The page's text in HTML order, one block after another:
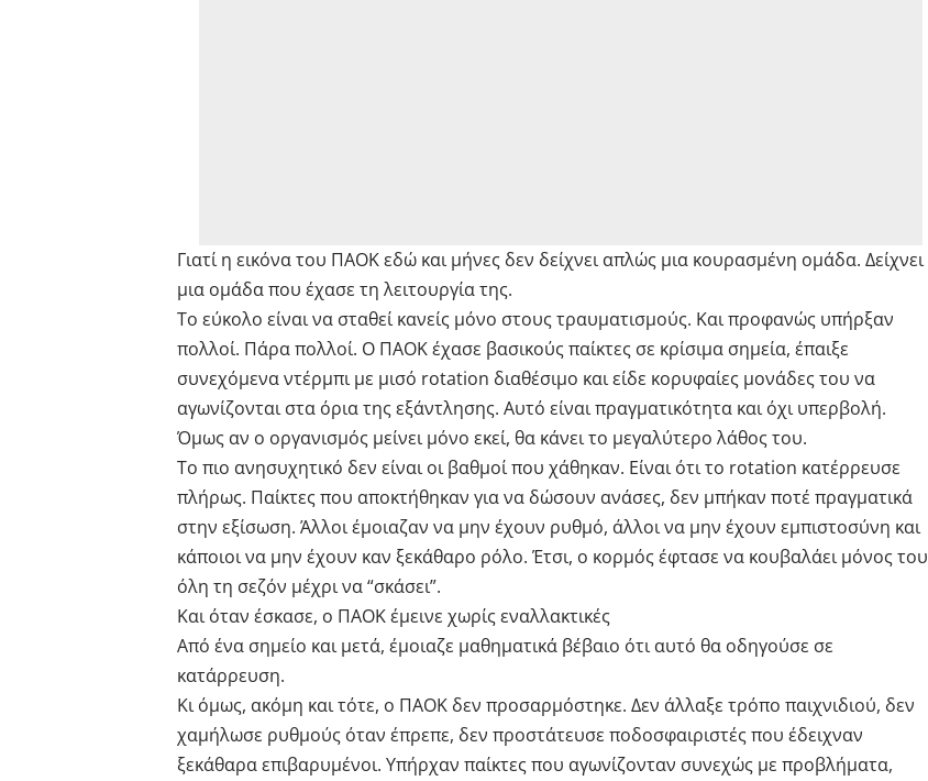
Γιατί η εικόνα του ΠΑΟΚ εδώ και μήνες δεν δείχνει απλώς μια κουρασμένη ομάδα. Δείχνει
μια ομάδα που έχασε τη λειτουργία της.
Το εύκολο είναι να σταθεί κανείς μόνο στους τραυματισμούς. Και προφανώς υπήρξαν
πολλοί. Πάρα πολλοί. Ο ΠΑΟΚ έχασε βασικούς παίκτες σε κρίσιμα σημεία, έπαιξε
συνεχόμενα ντέρμπι με μισό rotation διαθέσιμο και είδε κορυφαίες μονάδες του να
αγωνίζονται στα όρια της εξάντλησης. Αυτό είναι πραγματικότητα και όχι υπερβολή.
Όμως αν ο οργανισμός μείνει μόνο εκεί, θα κάνει το μεγαλύτερο λάθος του.
Το πιο ανησυχητικό δεν είναι οι βαθμοί που χάθηκαν. Είναι ότι το rotation κατέρρευσε
πλήρως. Παίκτες που αποκτήθηκαν για να δώσουν ανάσες, δεν μπήκαν ποτέ πραγματικά
στην εξίσωση. Άλλοι έμοιαζαν να μην έχουν ρυθμό, άλλοι να μην έχουν εμπιστοσύνη και
κάποιοι να μην έχουν καν ξεκάθαρο ρόλο. Έτσι, ο κορμός έφτασε να κουβαλάει μόνος του
όλη τη σεζόν μέχρι να “σκάσει”.
Και όταν έσκασε, ο ΠΑΟΚ έμεινε χωρίς εναλλακτικές
Από ένα σημείο και μετά, έμοιαζε μαθηματικά βέβαιο ότι αυτό θα οδηγούσε σε
κατάρρευση.
Κι όμως, ακόμη και τότε, ο ΠΑΟΚ δεν προσαρμόστηκε. Δεν άλλαξε τρόπο παιχνιδιού, δεν
χαμήλωσε ρυθμούς όταν έπρεπε, δεν προστάτευσε ποδοσφαιριστές που έδειχναν
ξεκάθαρα επιβαρυμένοι. Υπήρχαν παίκτες που αγωνίζονταν συνεχώς με προβλήματα,